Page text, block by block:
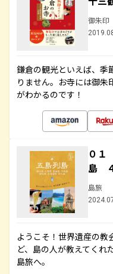
御朱印
鎌倉の観光といえば、季
りません。お寺には御朱
がわかるのです！
０
島
島旅
ようこそ！世界遺産の教
ど、島の人が教えてくれ
島旅へ。